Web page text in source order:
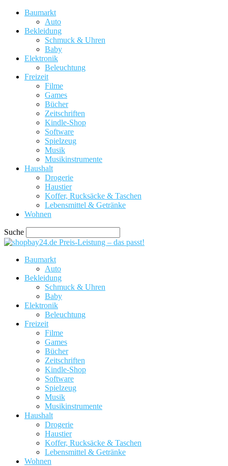
Baumarkt
Auto
Bekleidung
Schmuck & Uhren
Baby
Elektronik
Beleuchtung
Freizeit
Filme
Games
Bücher
Zeitschriften
Kindle-Shop
Software
Spielzeug
Musik
Musikinstrumente
Haushalt
Drogerie
Haustier
Koffer, Rucksäcke & Taschen
Lebensmittel & Getränke
Wohnen
Suche
Preis-Leistung – das passt!
Baumarkt
Auto
Bekleidung
Schmuck & Uhren
Baby
Elektronik
Beleuchtung
Freizeit
Filme
Games
Bücher
Zeitschriften
Kindle-Shop
Software
Spielzeug
Musik
Musikinstrumente
Haushalt
Drogerie
Haustier
Koffer, Rucksäcke & Taschen
Lebensmittel & Getränke
Wohnen